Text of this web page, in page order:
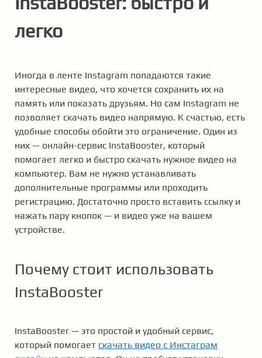
легко
Иногда в ленте Instagram попадаются такие
интересные видео, что хочется сохранить их на
память или показать друзьям. Но сам Instagram не
позволяет скачать видео напрямую. К счастью, есть
удобные способы обойти это ограничение. Один из
них — онлайн-сервис InstaBooster, который
помогает легко и быстро скачать нужное видео на
компьютер. Вам не нужно устанавливать
дополнительные программы или проходить
регистрацию. Достаточно просто вставить ссылку и
нажать пару кнопок — и видео уже на вашем
устройстве.
Почему стоит использовать
InstaBooster
InstaBooster — это простой и удобный сервис,
который помогает скачать видео с Инстаграм